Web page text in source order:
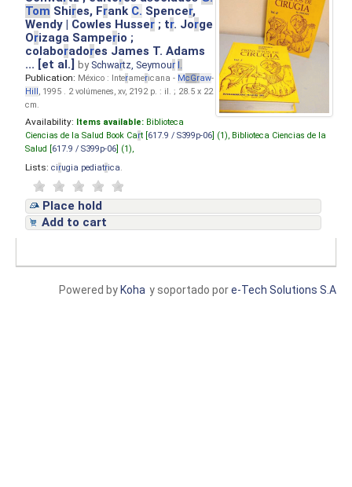
Tom Shires, Frank C. Spencer,
Wendy | Cowles Husser ; tr. Jorge
Orizaga Samperio ;
colaboradores James T. Adams
... [et al.]by Schwartz, Seymour I.
Publication: México : Interamericana - McGraw-
Hill, 1995 . 2 volúmenes, xv, 2192 p. : il. ; 28.5 x 22
cm.
Availability: Items available: Biblioteca
Ciencias de la Salud Book Cart [ 617.9 / S399p-06 ] (1), Biblioteca Ciencias de la
Salud [ 617.9 / S399p-06 ] (1),
Lists: cirugia pediatrica
Place hold
Add to cart
y soportado pore-Tech Solutions S.A
Powered by Koha